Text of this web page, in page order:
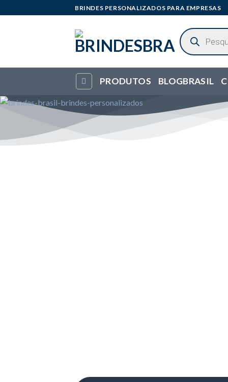
to
BRINDES PERSONALIZADOS PARA EMPRESAS
Pesquisar
produtos
PRODUTOS BLOGBRASIL